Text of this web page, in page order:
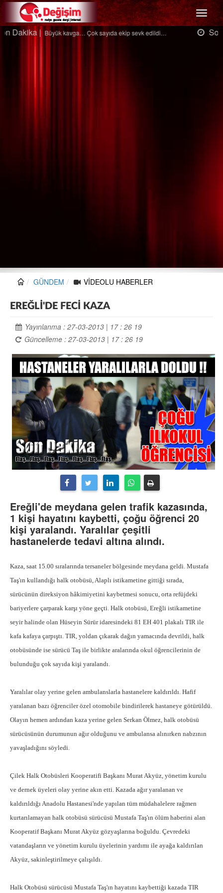
Menü
Son Dakika |Ağaçtan düştü…
GÜNDEM VİDEOLU HABERLER
EREĞLİ'DE FECİ KAZA
Yayınlanma : 27-03-2013 | 17 : 26 19
Güncelleme : 27-03-2013 | 17 : 26 19
Ereğli'de meydana gelen trafik kazasında,
1 kişi hayatını kaybetti, çoğu öğrenci 20
kişi yaralandı. Yaralılar çeşitli
hastanelerde tedavi altına alındı.
Kaza, saat 15.00 sıralarında tersaneler bölgesinde meydana geldi. Mustafa
Taş'ın kullandığı halk otobüsü, Alaplı istikametine gittiği sırada,
sürücünün direksiyon hâkimiyetini kaybetmesi sonucu, orta refüjdeki
bariyerlere çarparak karşı yöne geçti. Halk otobüsü, Ereğli istikametine
seyir halinde olan Hüseyin Sürür idaresindeki 81 EH 401 plakalı TIR ile
kafa kafaya çarpıştı. TIR, yoldan çıkarak dağın yamacında devrildi, halk
otobüsünde ise sürücü Taş ile birlikte aralarında okul öğrencilerinin de
bulunduğu çok sayıda kişi yaralandı.
Yaralılar olay yerine gelen ambulanslarla hastanelere kaldırıldı. Hafif
yaralanan bazı öğrenciler özel otomobile bindirilerek hastaneye götürüldü.
Olayın hemen ardından kaza yerine gelen Serkan Ölmez, halk otobüsü
sürücüsünün durumunun ağır olduğunu ve ambulansa alınırken nabzının
yavaşladığını söyledi.
Çilek Halk Otobüsleri Kooperatifi Başkanı Murat Akyüz, yönetim kurulu
ve dernek üyeleri olay yerine akın etti. Kazada ağır yaralanan ve
kaldırıldığı Anadolu Hastanesi'nde yapılan tüm müdahalelere rağmen
kurtarılamayan halk otobüsü sürücüsü Mustafa Taş'ın ölüm haberini alan
Kooperatif Başkanı Murat Akyüz gözyaşlarına boğuldu. Çevredeki
vatandaşların ve yönetim kurulu üyelerinin yardımı ile ayağa kaldırılan
Akyüz, sakinleştirilmeye çalışıldı.
Halk Otobüsü sürücüsü Mustafa Taş'ın hayatını kaybettiği kazada TIR